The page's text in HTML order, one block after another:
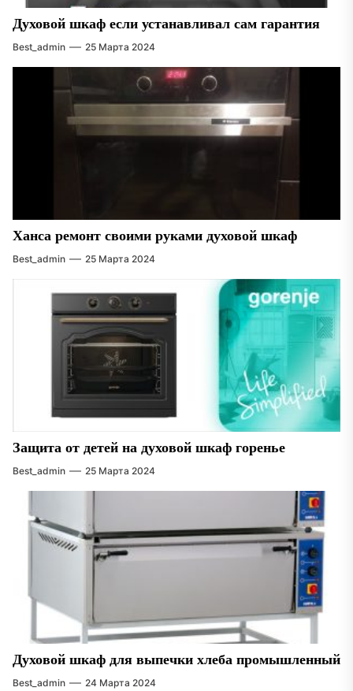
Духовой шкаф если устанавливал сам гарантия
Best_admin 25 Марта 2024
Ханса ремонт своими руками духовой шкаф
Best_admin 25 Марта 2024
Защита от детей на духовой шкаф горенье
Best_admin 25 Марта 2024
Духовой шкаф для выпечки хлеба промышленный
Best_admin 24 Марта 2024